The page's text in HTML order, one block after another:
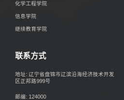
化学工程学院
信息学院
继续教育学院
联系方式
地址: 辽宁省盘锦市辽滨沿海经济技术开发
区正邦路999号
邮编: 124000